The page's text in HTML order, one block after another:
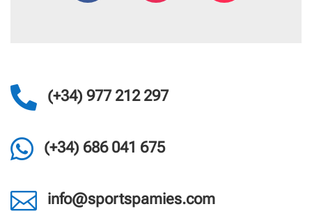
 (+34) 977 212 297
 (+34) 686 041 675
 info@sportspamies.com